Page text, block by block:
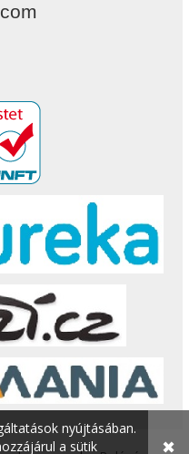
nyújtásában.
a sütik
✖